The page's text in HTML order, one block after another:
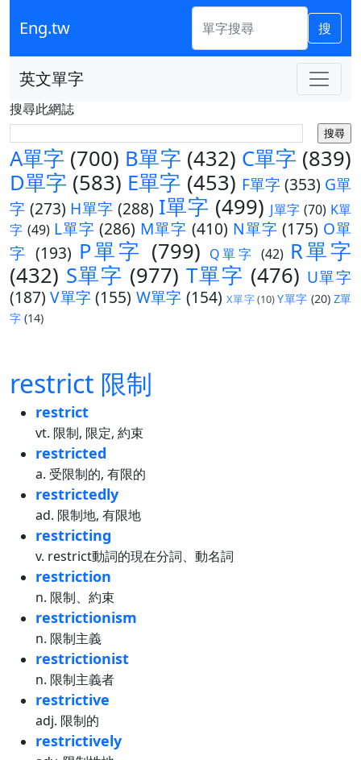
Eng.tw 搜
英文單字
搜尋此網誌
A單字 (700) B單字 (432) C單字 (839)
D單字 (583) E單字 (453) F單字(353) G單
字 (273) H單字 (288) I單字 (499) J單字 (70) K單
字 (49) L單字 (286) M單字 (410) N單字 (175) O單
字 (193) P單字 (799) Q單字 (42) R單字
(432) S單字 (977) T單字 (476) U單字
(187) V單字(155) W單字 (154) X單字(10)Y單字 (20) Z單
字 (14)
restrict 限制
restrict
vt. 限制, 限定, 約束
restricted
a. 受限制的, 有限的
restrictedly
ad. 限制地, 有限地
restricting
v. restrict動詞的現在分詞、動名詞
restriction
n. 限制、約束
restrictionism
n. 限制主義
restrictionist
n. 限制主義者
restrictive
adj. 限制的
restrictively